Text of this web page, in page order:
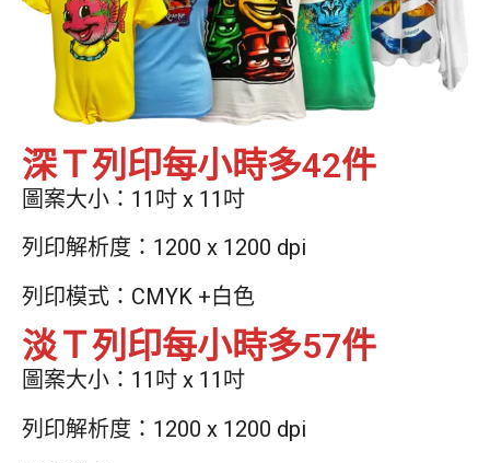
深Ｔ列印每小時多42件
圖案大小：11吋 x 11吋
列印解析度：1200 x 1200 dpi
列印模式：CMYK +白色
淡Ｔ列印每小時多57件
圖案大小：11吋 x 11吋
列印解析度：1200 x 1200 dpi